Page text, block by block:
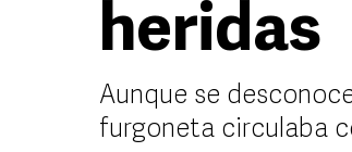
heridas
Aunque se
furgoneta circulaba